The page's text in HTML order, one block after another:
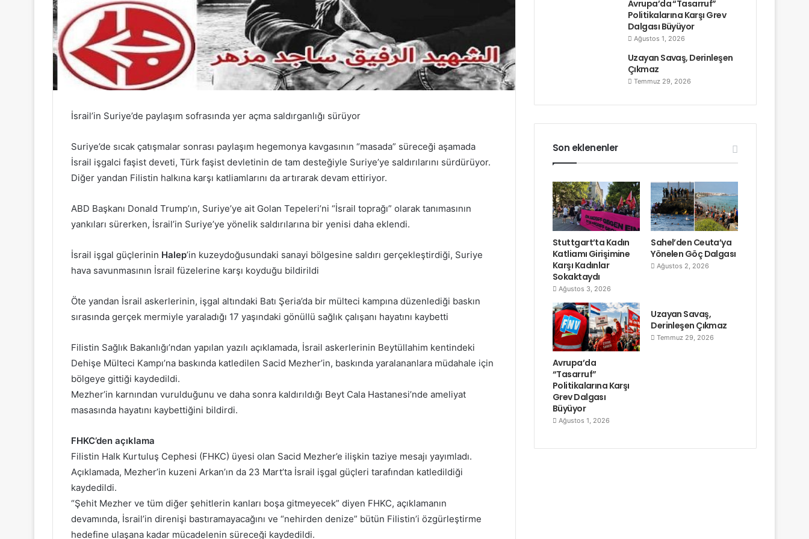
İsrail’in Suriye’de paylaşım sofrasında yer açma saldırganlığı sürüyor
Suriye’de sıcak çatışmalar sonrası paylaşım hegemonya kavgasının “masada” süreceği aşamada
İsrail işgalci faşist deveti, Türk faşist devletinin de tam desteğiyle Suriye’ye saldırılarını sürdürüyor.
Diğer yandan Filistin halkına karşı katliamlarını da artırarak devam ettiriyor.
ABD Başkanı Donald Trump’ın, Suriye’ye ait Golan Tepeleri’ni “İsrail toprağı” olarak tanımasının
yankıları sürerken, İsrail’in Suriye’ye yönelik saldırılarına bir yenisi daha eklendi.
İsrail işgal güçlerinin Halep’in kuzeydoğusundaki sanayi bölgesine saldırı gerçekleştirdiği, Suriye
hava savunmasının İsrail füzelerine karşı koyduğu bildirildi
Öte yandan İsrail askerlerinin, işgal altındaki Batı Şeria’da bir mülteci kampına düzenlediği baskın
sırasında gerçek mermiyle yaraladığı 17 yaşındaki gönüllü sağlık çalışanı hayatını kaybetti
Filistin Sağlık Bakanlığı’ndan yapılan yazılı açıklamada, İsrail askerlerinin Beytüllahim kentindeki
Dehişe Mülteci Kampı’na baskında katledilen Sacid Mezher’in, baskında yaralananlara müdahale için
bölgeye gittiği kaydedildi.
Mezher’in karnından vurulduğunu ve daha sonra kaldırıldığı Beyt Cala Hastanesi’nde ameliyat
masasında hayatını kaybettiğini bildirdi.
FHKC’den açıklama
Filistin Halk Kurtuluş Cephesi (FHKC) üyesi olan Sacid Mezher’e ilişkin taziye mesajı yayımladı.
Açıklamada, Mezher’in kuzeni Arkan’ın da 23 Mart’ta İsrail işgal güçleri tarafından katledildiği
kaydedildi.
“Şehit Mezher ve tüm diğer şehitlerin kanları boşa gitmeyecek” diyen FHKC, açıklamanın
devamında, İsrail’in direnişi bastıramayacağını ve “nehirden denize” bütün Filistin’i özgürleştirme
hedefine ulaşana kadar mücadelenin süreceği kaydedildi.
Avrupa’da “Tasarruf”
Politikalarına Karşı Grev
Dalgası Büyüyor
Ağustos 1, 2026
Uzayan Savaş, Derinleşen
Çıkmaz
Temmuz 29, 2026
Son eklenenler
Stuttgart’ta Kadın
Katliamı Girişimine
Karşı Kadınlar
Sokaktaydı
Ağustos 3, 2026
Sahel’den Ceuta’ya
Yönelen Göç Dalgası
Ağustos 2, 2026
Avrupa’da
“Tasarruf”
Politikalarına Karşı
Grev Dalgası
Büyüyor
Ağustos 1, 2026
Uzayan Savaş,
Derinleşen Çıkmaz
Temmuz 29, 2026